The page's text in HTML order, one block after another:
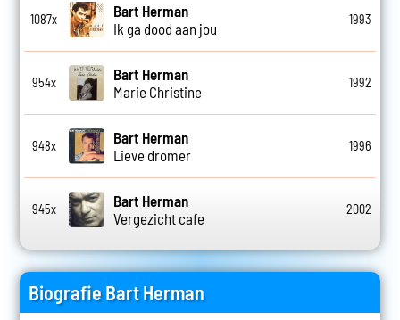
1087x
Bart Herman
Ik ga dood aan jou
1993
954x
Bart Herman
Marie Christine
1992
948x
Bart Herman
Lieve dromer
1996
945x
Bart Herman
Vergezicht cafe
2002
Biografie Bart Herman